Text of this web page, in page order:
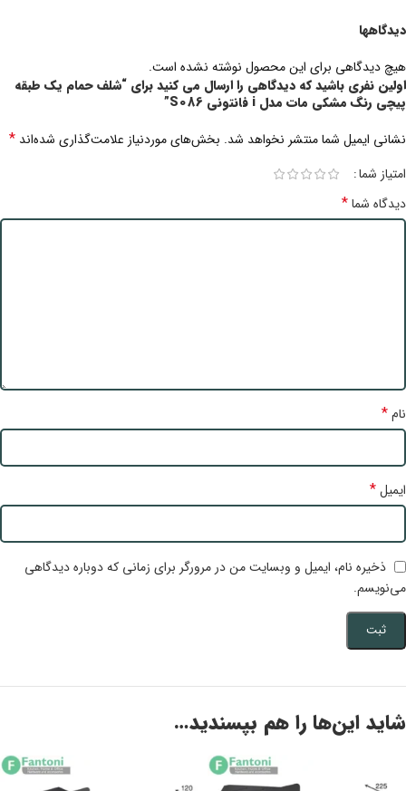
دیدگاهها
هیچ دیدگاهی برای این محصول نوشته نشده است.
اولین نفری باشید که دیدگاهی را ارسال می کنید برای “شلف حمام یک طبقه
پیچی رنگ مشکی مات مدل i فانتونی S086”
نشانی ایمیل شما منتشر نخواهد شد. بخش‌های موردنیاز علامت‌گذاری شده‌اند *
امتیاز شما
دیدگاه شما*
نام*
ایمیل*
ذخیره نام، ایمیل و وبسایت من در مرورگر برای زمانی که دوباره دیدگاهی
می‌نویسم.
شاید این‌ها را هم بپسندید…